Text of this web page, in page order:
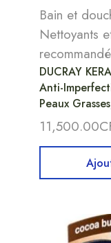
Bain et
Nettoyants
DUCRAY
Anti-
Peaux
11,500.00